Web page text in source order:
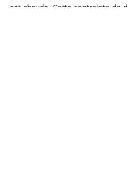
est chaude. Cette contrainte de